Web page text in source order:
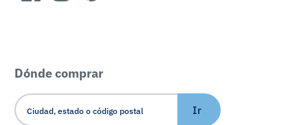
Dónde comprar
Ir